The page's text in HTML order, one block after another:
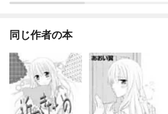
同じ作者の本